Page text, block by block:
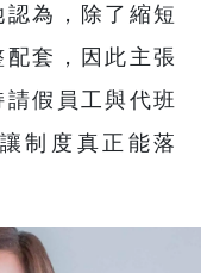
為，除了縮短
套，因此主張
假員工與代班
制度真正能落